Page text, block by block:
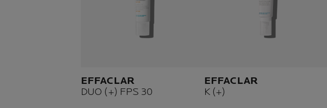
EFFACLAR
DUO (+) FPS 30
EFFACLAR
K (+)